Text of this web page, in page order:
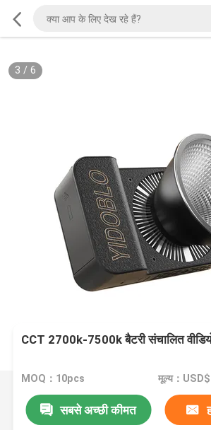
3 / 6
CCT 2700k-7500k बैटरी संचालित
MOQ：10pcs मूल्य：
सबसे अच्छी कीमत